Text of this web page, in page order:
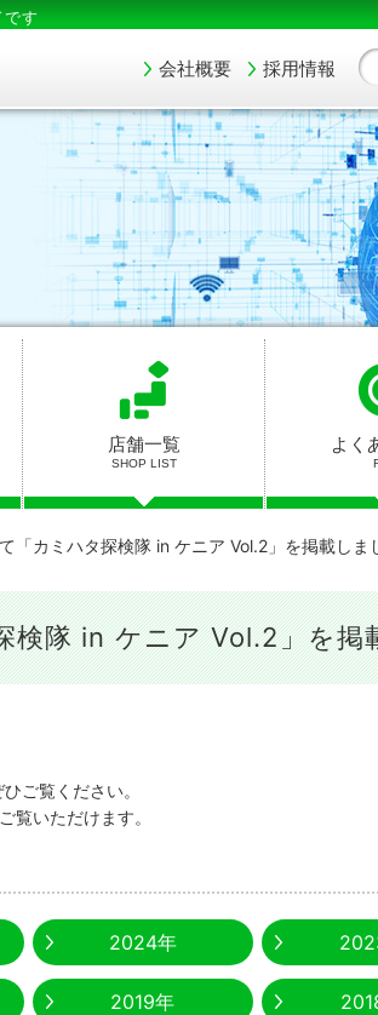
す
店舗一覧
SHOP LIST
よく
会社概要 採用情報
「カミハタ探検隊 in ケニア Vol.2」を掲載しま
隊 in ケニア Vol.2」を掲
ご覧ください。
覧いただけます。
2024年
2019年